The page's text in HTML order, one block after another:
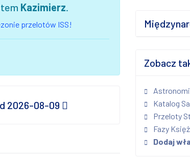
Kazimierz.
przelotów ISS!
2026-08-09
Zobacz
Katalog
Przeloty
Fazy
Dodaj